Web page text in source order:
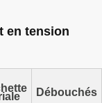
en tension
Débouchés